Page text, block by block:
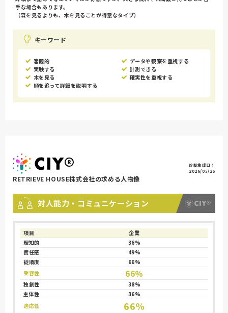
手な場合もあります。
（森を見るよりも、木を見ることが得意なタイプ）
キーワード
客観的
データや観察を重視する
実験する
計測できる
木を見る
確実性を重視する
順を追って詳細を説明する
RETRIEVE HOUSE株式会社の求める人物像
診断生成日：
2026/05/26
対人能力・コミュニケーション
項目
企業
理知的
36%
責任感
49%
従順度
66%
受容性
66%
独創性
38%
主体性
36%
適応性
66%